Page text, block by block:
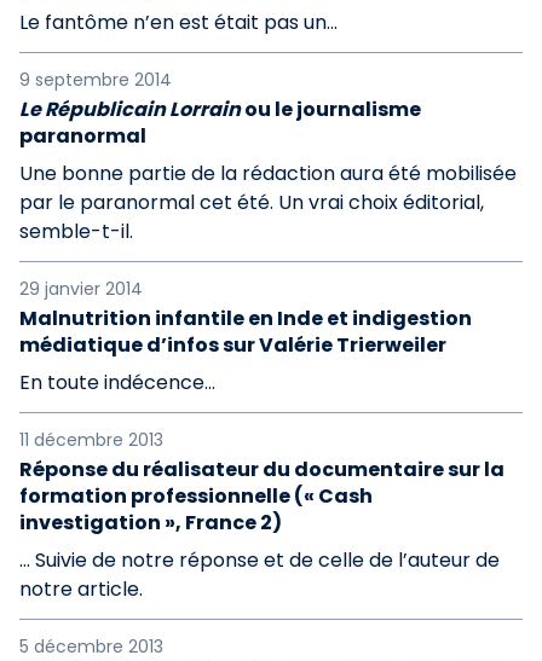
Le fantôme n’en est était pas un...
9 septembre 2014
Le Républicain Lorrainou le journalisme
paranormal
Une bonne partie de la rédaction aura été mobilisée
par le paranormal cet été. Un vrai choix éditorial,
semble-t-il.
29 janvier 2014
Malnutrition infantile en Inde et indigestion
médiatique d’infos sur Valérie Trierweiler
En toute indécence…
11 décembre 2013
Réponse du réalisateur du documentaire sur la
formation professionnelle (« Cash
investigation », France 2)
… Suivie de notre réponse et de celle de l’auteur de
notre article.
5 décembre 2013